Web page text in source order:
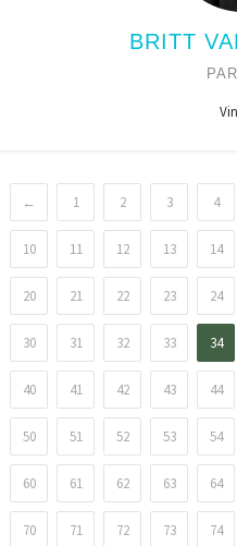
BRITT
← 1 2 3 4
10 11 12 13 14
20 21 22 23 24
30 31 32 33 34
40 41 42 43 44
50 51 52 53 54
60 61 62 63 64
70 71 72 73 74